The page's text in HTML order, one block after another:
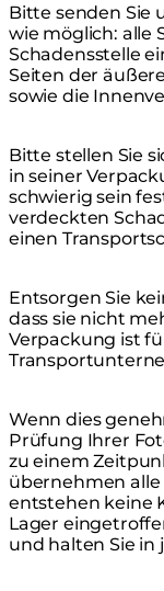
Bitte senden Sie
wie möglich: alle
Schadensstelle
Seiten der
sowie die
Bitte stellen Sie
in seiner
schwierig sein
verdeckten
einen
Entsorgen Sie
dass sie nicht
Verpackung ist
Wenn dies
Prüfung Ihrer
zu einem
übernehmen alle
entstehen keine
Lager
und halten Sie in